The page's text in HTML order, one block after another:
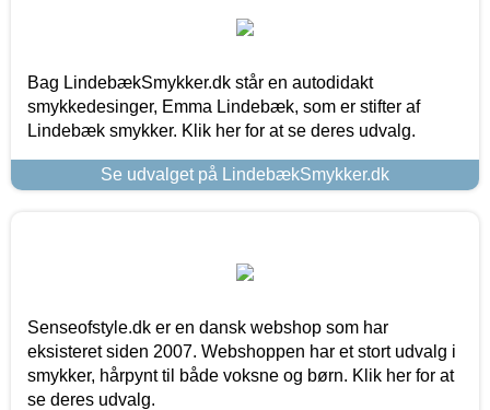
Bag LindebækSmykker.dk står en autodidakt
smykkedesinger, Emma Lindebæk, som er stifter af
Lindebæk smykker. Klik her for at se deres udvalg.
Se udvalget på LindebækSmykker.dk
Senseofstyle.dk er en dansk webshop som har
eksisteret siden 2007. Webshoppen har et stort udvalg i
smykker, hårpynt til både voksne og børn. Klik her for at
se deres udvalg.